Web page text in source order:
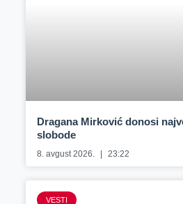
Dragana Mirković donosi
slobode
8. avgust 2026. 23:22
VESTI